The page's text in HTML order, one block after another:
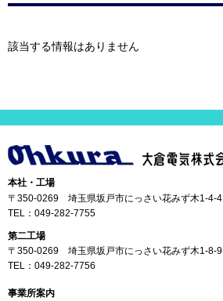
該当する情報はありません
本社・工場
〒350-0269 埼玉県坂戸市にっさい花みず木1-4-4
TEL： 049-282-7755
第二工場
〒350-0269 埼玉県坂戸市にっさい花みず木1-8-9
TEL： 049-282-7756
事業所案内